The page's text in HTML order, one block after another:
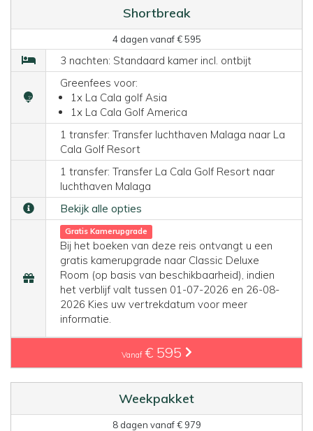
Shortbreak
4 dagen vanaf € 595
3 nachten: Standaard kamer incl. ontbijt
Greenfees voor:
1x La Cala golf Asia
1x La Cala Golf America
1 transfer: Transfer luchthaven Malaga naar La
Cala Golf Resort
1 transfer: Transfer La Cala Golf Resort naar
luchthaven Malaga
Bekijk alle opties
Gratis Kamerupgrade
Bij het boeken van deze reis ontvangt u een
gratis kamerupgrade naar Classic Deluxe
Room (op basis van beschikbaarheid), indien
het verblijf valt tussen 01-07-2026 en 26-08-
2026 Kies uw vertrekdatum voor meer
informatie.
Vanaf € 595
Weekpakket
8 dagen vanaf € 979